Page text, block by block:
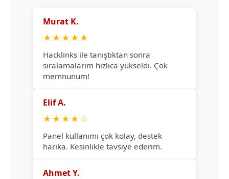
Murat K.
★★★★★
Hacklinks ile tanıştıktan sonra
sıralamalarım hızlıca yükseldi. Çok
memnunum!
Elif A.
★★★★☆
Panel kullanımı çok kolay, destek
harika. Kesinlikle tavsiye ederim.
Ahmet Y.